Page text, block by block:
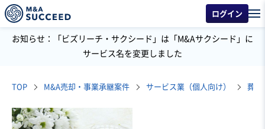
ログイン
お知らせ：「ビズリーチ・サクシード」は「M&Aサクシード」に
サービス名を変更しました
TOP M&A売却・事業承継案件 サービス業（個人向け） 葬儀